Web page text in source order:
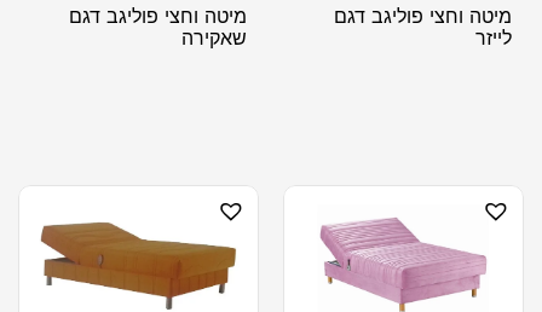
מיטה וחצי פוליגב דגם
לייזר
מיטה וחצי פוליגב דגם
שאקירה